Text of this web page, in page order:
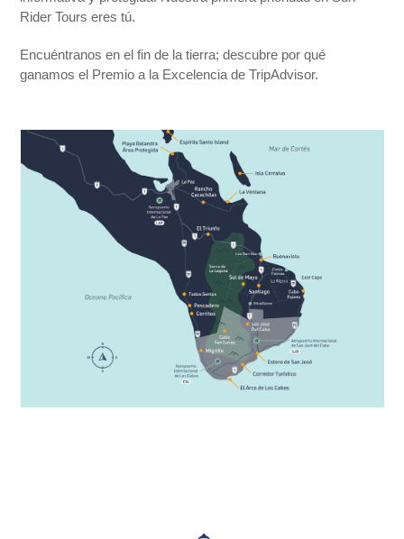
Rider Tours eres tú.
Encuéntranos en el fin de la tierra; descubre por qué
ganamos el Premio a la Excelencia de TripAdvisor.